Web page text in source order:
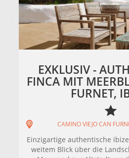
EXKLUSIV -
FINCA MIT
FURNET,
CAMINO VIEJO CAN
Einzigartige authentische
weitem Blick über die